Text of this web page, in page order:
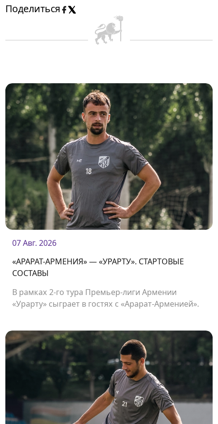
Поделиться
07 Авг. 2026
«АРАРАТ-АРМЕНИЯ» — «УРАРТУ». СТАРТОВЫЕ
СОСТАВЫ
В рамках 2-го тура Премьер-лиги Армении
«Урарту» сыграет в гостях с «Арарат-Арменией».